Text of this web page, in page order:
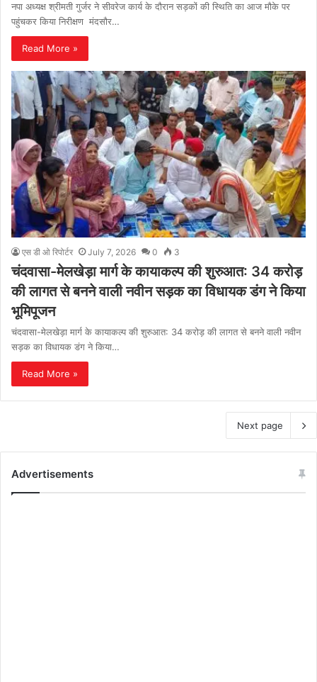
नपा अध्यक्ष श्रीमती गुर्जर ने सीवरेज कार्य के दौरान सड़कों की स्थिति का आज मौके पर
पहुंचकर किया निरीक्षण मंदसौर…
Read More »
एस डी ओ रिपोर्टर July 7, 2026 0 3
चंदवासा-मेलखेड़ा मार्ग के कायाकल्प की शुरुआत: 34 करोड़
की लागत से बनने वाली नवीन सड़क का विधायक डंग ने किया
भूमिपूजन
चंदवासा-मेलखेड़ा मार्ग के कायाकल्प की शुरुआत: 34 करोड़ की लागत से बनने वाली नवीन
सड़क का विधायक डंग ने किया…
Read More »
Next page
Advertisements